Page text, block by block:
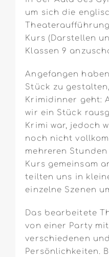
um sich die
Kurs (Darstellen
Klassen 9
Angefangen
Stück zu
Krimidinner geht:
wir ein Stück
Krimi war, jedoch
noch nicht
mehreren
Kurs gemeinsam
teilten uns in
einzelne Szenen
Das bearbeitete
von einer Party
verschiedenen
Persönlichkeiten.